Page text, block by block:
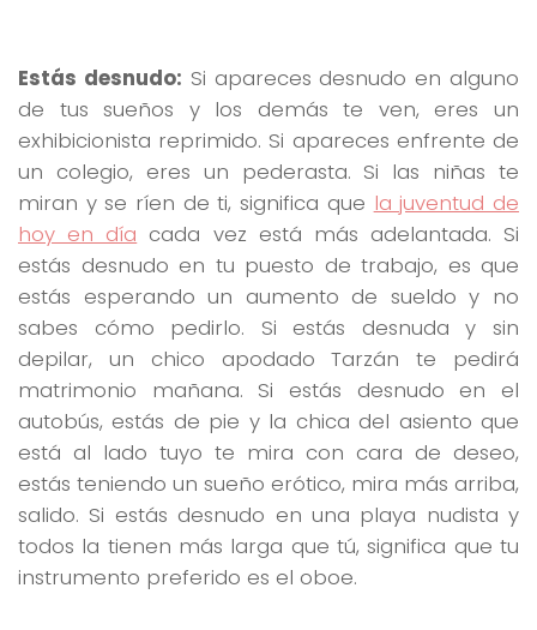
Estás desnudo: Si apareces desnudo en alguno
de tus sueños y los demás te ven, eres un
exhibicionista reprimido. Si apareces enfrente de
un colegio, eres un pederasta. Si las niñas te
miran y se ríen de ti, significa que la juventud de
hoy en día cada vez está más adelantada. Si
estás desnudo en tu puesto de trabajo, es que
estás esperando un aumento de sueldo y no
sabes cómo pedirlo. Si estás desnuda y sin
depilar, un chico apodado Tarzán te pedirá
matrimonio mañana. Si estás desnudo en el
autobús, estás de pie y la chica del asiento que
está al lado tuyo te mira con cara de deseo,
estás teniendo un sueño erótico, mira más arriba,
salido. Si estás desnudo en una playa nudista y
todos la tienen más larga que tú, significa que tu
instrumento preferido es el oboe.